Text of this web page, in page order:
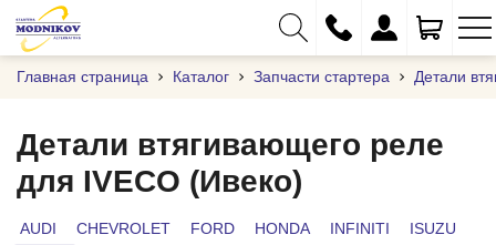
+375 (29) 333-01-01
+375 (17) 373-97-09
Главная страница Каталог Запчасти стартера Детали
Детали втягивающего реле
для IVECO (Ивеко)
AUDI CHEVROLET FORD HONDA INFINITI
ISUZU